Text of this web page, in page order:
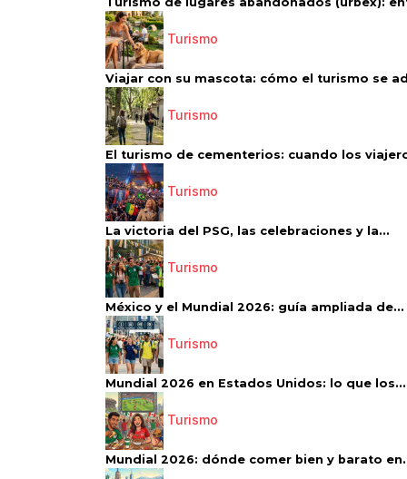
Turismo
Viajar con su mascota: cómo el turismo se
Turismo
El turismo de cementerios: cuando los
Turismo
La victoria del PSG, las celebraciones y la...
Turismo
México y el Mundial 2026: guía ampliada de...
Turismo
Mundial 2026 en Estados Unidos: lo que los...
Turismo
Mundial 2026: dónde comer bien y barato